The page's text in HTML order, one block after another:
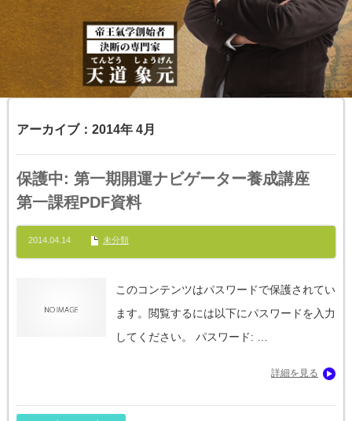
アーカイブ：2014年 4月
保護中: 第一期開運ナビゲーター養成講座
第一課程PDF資料
2014.04.14 未分類
このコンテンツはパスワードで保護されてい
ます。閲覧するには以下にパスワードを入力
してください。 パスワード: …
詳細を見る